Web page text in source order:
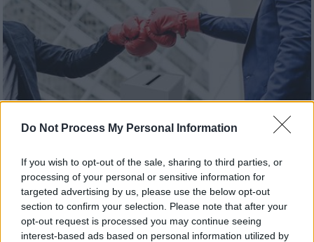
Do Not Process My Personal Information
If you wish to opt-out of the sale, sharing to third parties, or
processing of your personal or sensitive information for
targeted advertising by us, please use the below opt-out
section to confirm your selection. Please note that after your
opt-out request is processed you may continue seeing
interest-based ads based on personal information utilized by
Δημοτικές Εκλογές 2019: Ποιοι μεγάλοι
Δήμοι της χώρας θα κριθούν στο νήμα
Το ethnos.gr συγκέντρωσε τους
δήμους όπου θα υπάρξουν αμφίρροπες